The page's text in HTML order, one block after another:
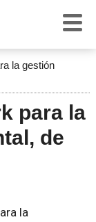
la gestión
para la
de
la